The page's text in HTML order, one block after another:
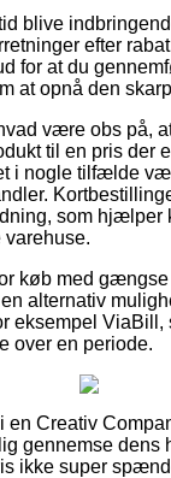
blive
efter
for at du
at opnå den
være obs på,
til en pris der
i nogle tilfælde
som hjælper
varehuse.
køb med
alternativ
eksempel
over en periode.
en Creativ
gennemse dens
ikke super